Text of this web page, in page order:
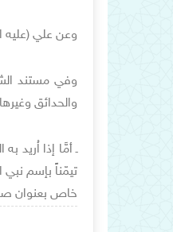
وعن علي (عليه
والحدائق
ـ أمَّا إذا
تيمّناً بإسم
خاص بعنوان